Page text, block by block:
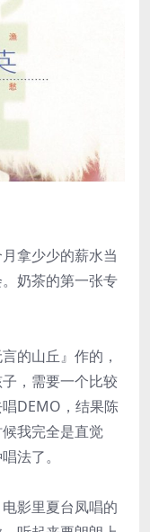
拿少少的薪水当
奶茶的第一张专
的山丘』作的，
，需要一个比较
DEMO，结果陈
我完全是直觉
法了。
影里夏台凤唱的